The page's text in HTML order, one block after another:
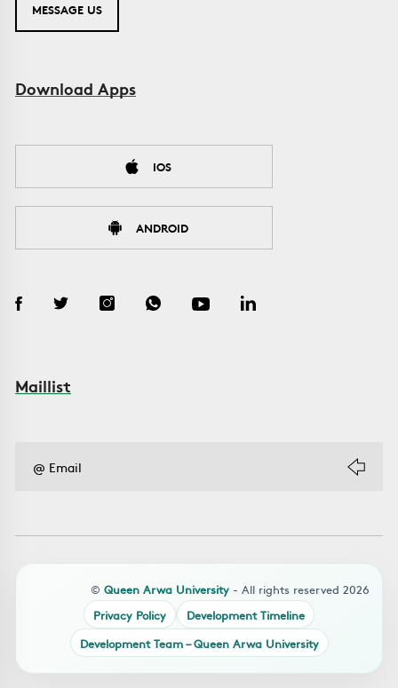
MESSAGE US
Download Apps
IOS
ANDROID
Maillist
© Queen Arwa University - All rights reserved 2026
Privacy Policy
Development Timeline
Development Team – Queen Arwa University